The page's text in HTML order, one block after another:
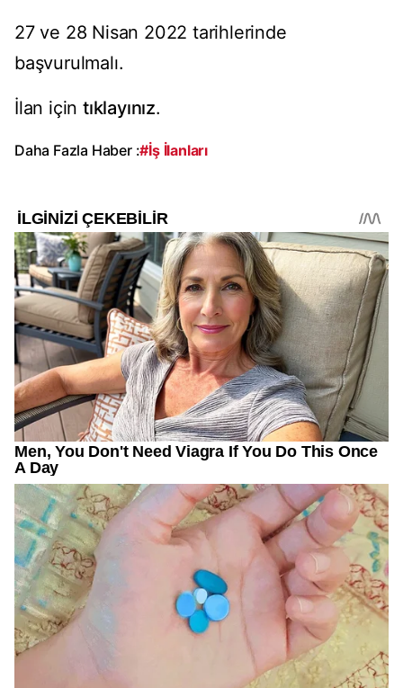
27 ve 28 Nisan 2022 tarihlerinde
başvurulmalı.
İlan için tıklayınız.
Daha Fazla Haber :#İş İlanları